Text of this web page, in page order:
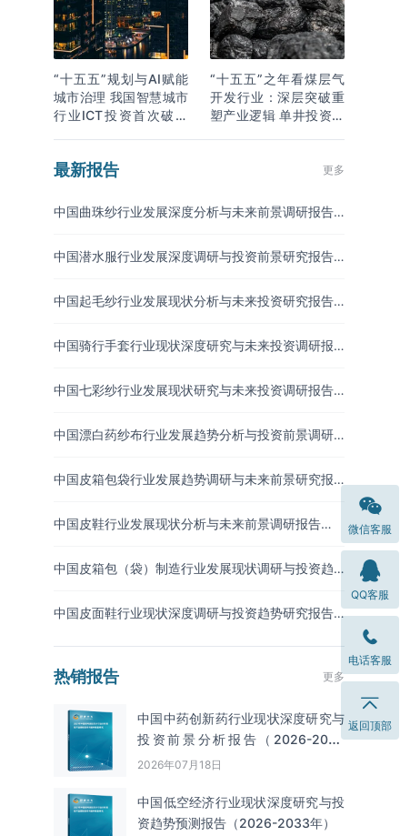
“十五五”规划与AI赋能
城市治理 我国智慧城市
行业ICT投资首次破万
“十五五”之年看煤层气
开发行业：深层突破重
塑产业逻辑 单井投资成
最新报告 更多
中国曲珠纱行业发展深度分析与未来前景调研报告
中国潜水服行业发展深度调研与投资前景研究报告
中国起毛纱行业发展现状分析与未来投资研究报告
中国骑行手套行业现状深度研究与未来投资调研报
中国七彩纱行业发展现状研究与未来投资调研报告
中国漂白药纱布行业发展趋势分析与投资前景调研
中国皮箱包袋行业发展趋势调研与未来前景研究报
中国皮鞋行业发展现状分析与未来前景调研报告
中国皮箱包（袋）制造行业发展现状调研与投资趋
中国皮面鞋行业现状深度调研与投资趋势研究报告
热销报告 更多
中国中药创新药行业现状深度研究与
投资前景分析报告（2026-2033
年）
2026年07月18日
中国低空经济行业现状深度研究与投
资趋势预测报告（2026-2033年）
微信客服
QQ客服
电话客服
返回顶部